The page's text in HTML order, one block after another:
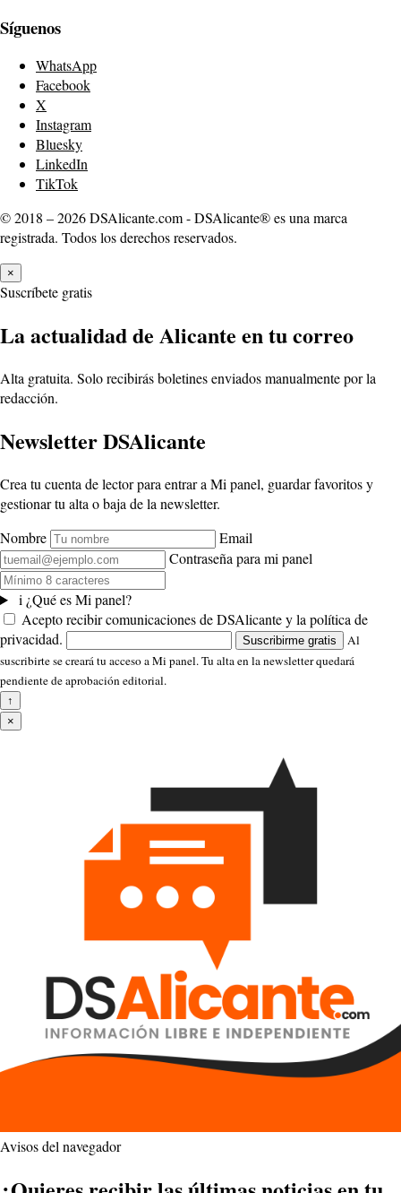
Síguenos
WhatsApp
Facebook
X
Instagram
Bluesky
LinkedIn
TikTok
© 2018 – 2026 DSAlicante.com - DSAlicante® es una marca
registrada. Todos los derechos reservados.
×
Suscríbete gratis
La actualidad de Alicante en tu correo
Alta gratuita. Solo recibirás boletines enviados manualmente por la
redacción.
Newsletter DSAlicante
Crea tu cuenta de lector para entrar a Mi panel, guardar favoritos y
gestionar tu alta o baja de la newsletter.
Nombre
Email
Contraseña para mi panel
i ¿Qué es Mi panel?
Acepto recibir comunicaciones de DSAlicante y la política de
privacidad.
Suscribirme gratis
Al
suscribirte se creará tu acceso a Mi panel. Tu alta en la newsletter quedará
pendiente de aprobación editorial.
↑
×
Avisos del navegador